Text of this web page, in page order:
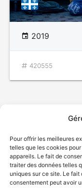
Pour offrir les meilleures
telles que les cookies
appareils. Le fait de
traiter des données telles
uniques sur ce site. Le
consentement peut avoir
2019
420555